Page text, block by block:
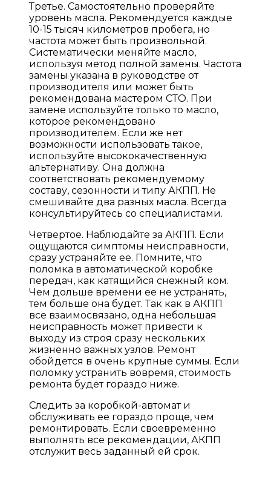
Третье. Самостоятельно проверяйте
уровень масла. Рекомендуется каждые
10-15 тысяч километров пробега, но
частота может быть произвольной.
Систематически меняйте масло,
используя метод полной замены. Частота
замены указана в руководстве от
производителя или может быть
рекомендована мастером СТО. При
замене используйте только то масло,
которое рекомендовано
производителем. Если же нет
возможности использовать такое,
используйте высококачественную
альтернативу. Она должна
соответствовать рекомендуемому
составу, сезонности и типу АКПП. Не
смешивайте два разных масла. Всегда
консультируйтесь со специалистами.
Четвертое. Наблюдайте за АКПП. Если
ощущаются симптомы неисправности,
сразу устраняйте ее. Помните, что
поломка в автоматической коробке
передач, как катящийся снежный ком.
Чем дольше времени ее не устранять,
тем больше она будет. Так как в АКПП
все взаимосвязано, одна небольшая
неисправность может привести к
выходу из строя сразу нескольких
жизненно важных узлов. Ремонт
обойдется в очень крупные суммы. Если
поломку устранить вовремя, стоимость
ремонта будет гораздо ниже.
Следить за коробкой-автомат и
обслуживать ее гораздо проще, чем
ремонтировать. Если своевременно
выполнять все рекомендации, АКПП
отслужит весь заданный ей срок.